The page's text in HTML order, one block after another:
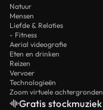
Natuur
Mensen
Liefde & Relaties
- Fitness
Aerial videografie
Eten en drinken
Reizen
Vervoer
Technologieën
Zoom virtuele achtergronden
Gratis stockmuziek